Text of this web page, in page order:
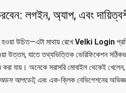
লগইন, অ্যাপ, এবং
উচিত—এটা মাথায় রেখেVelki Login
উত্তম, যাতে তথ্যভিত্তিক ভেরিফিকেশন
করা যায়। অনেকে সরাসরি মোবাইল থেকেই
অডস আপডেট, এবং এক-ক্লিক নেভিগেশনের